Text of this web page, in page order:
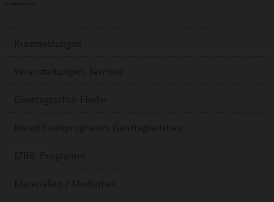
Kurzmeldungen
Veranstaltungen, Termine
Ganztagsschul-Finder
Investitionsprogramm Ganztagsausbau
IZBB-Programm
Materialien / Mediathek